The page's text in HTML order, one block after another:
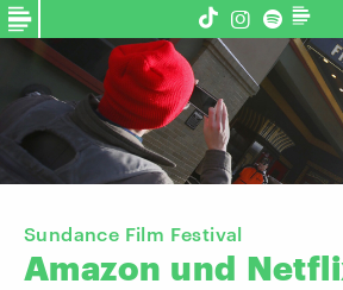
Sundance Film Festival
Amazon und